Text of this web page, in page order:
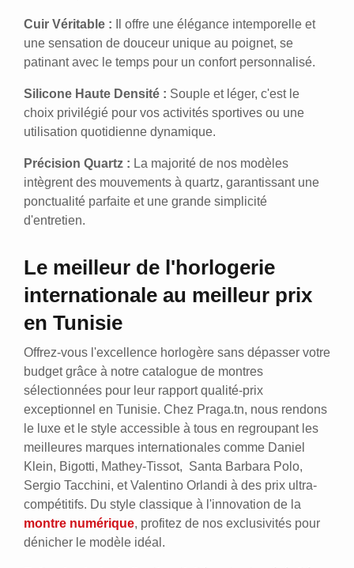
Cuir Véritable : Il offre une élégance intemporelle et
une sensation de douceur unique au poignet, se
patinant avec le temps pour un confort personnalisé.
Silicone Haute Densité : Souple et léger, c'est le
choix privilégié pour vos activités sportives ou une
utilisation quotidienne dynamique.
Précision Quartz : La majorité de nos modèles
intègrent des mouvements à quartz, garantissant une
ponctualité parfaite et une grande simplicité
d'entretien.
Le meilleur de l'horlogerie
internationale au meilleur prix
en Tunisie
Offrez-vous l'excellence horlogère sans dépasser votre
budget grâce à notre catalogue de montres
sélectionnées pour leur rapport qualité-prix
exceptionnel en Tunisie. Chez Praga.tn, nous rendons
le luxe et le style accessible à tous en regroupant les
meilleures marques internationales comme Daniel
Klein, Bigotti, Mathey-Tissot, Santa Barbara Polo,
Sergio Tacchini, et Valentino Orlandi à des prix ultra-
compétitifs. Du style classique à l'innovation de la
montre numérique, profitez de nos exclusivités pour
dénicher le modèle idéal.